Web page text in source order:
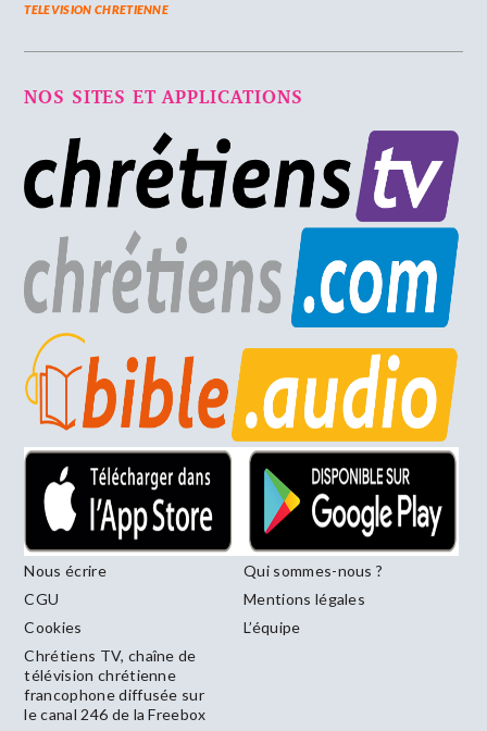
TELEVISION CHRETIENNE
NOS SITES ET APPLICATIONS
Nous écrire
Qui sommes-nous ?
CGU
Mentions légales
Cookies
L’équipe
Chrétiens TV, chaîne de
télévision chrétienne
francophone diffusée sur
le canal 246 de la Freebox